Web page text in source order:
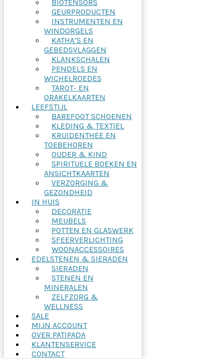
BIOTENSORS
GEURPRODUCTEN
INSTRUMENTEN EN
WINDORGELS
KATHA’S EN
GEBEDSVLAGGEN
KLANKSCHALEN
PENDELS EN
WICHELROEDES
TAROT- EN
ORAKELKAARTEN
LEEFSTIJL
BAREFOOT SCHOENEN
KLEDING & TEXTIEL
KRUIDENTHEE EN
TOEBEHOREN
OUDER & KIND
SPIRITUELE BOEKEN EN
ANSICHTKAARTEN
VERZORGING &
GEZONDHEID
IN HUIS
DECORATIE
MEUBELS
POTTEN EN GLASWERK
SFEERVERLICHTING
WOONACCESSOIRES
EDELSTENEN & SIERADEN
SIERADEN
STENEN EN
MINERALEN
ZELFZORG &
WELLNESS
SALE
MIJN ACCOUNT
OVER PATIPADA
KLANTENSERVICE
CONTACT